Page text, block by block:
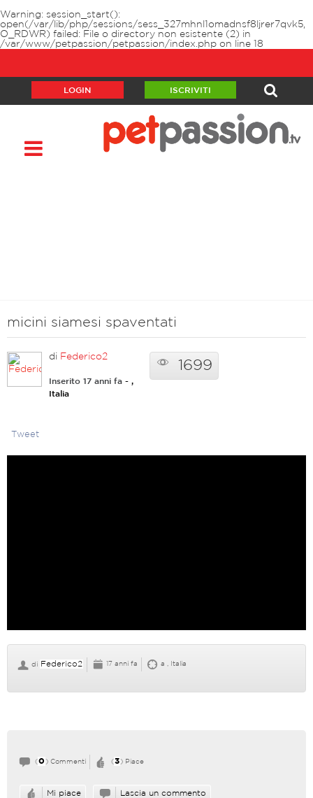
Warning: session_start():
open(/var/lib/php/sessions/sess_327mhnl1omadnsf8ljrer7qvk5,
O_RDWR) failed: File o directory non esistente (2) in
/var/www/petpassion/petpassion/index.php on line 18
LOGIN ISCRIVITI
micini siamesi spaventati
di Federico2
Inserito 17 anni fa - ,
Italia
1699
Tweet
di Federico2 17 anni fa a , Italia
( 0 ) Commenti ( 3 ) Piace
Mi piace Lascia un commento